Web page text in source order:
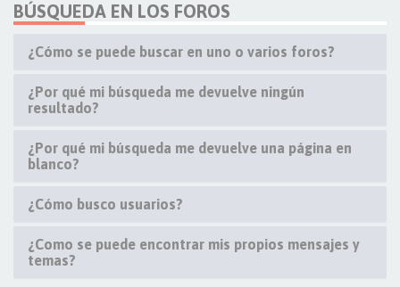
BÚSQUEDA EN LOS FOROS
¿Cómo se puede buscar en uno o varios foros?
¿Por qué mi búsqueda me devuelve ningún
resultado?
¿Por qué mi búsqueda me devuelve una página en
blanco?
¿Cómo busco usuarios?
¿Como se puede encontrar mis propios mensajes y
temas?